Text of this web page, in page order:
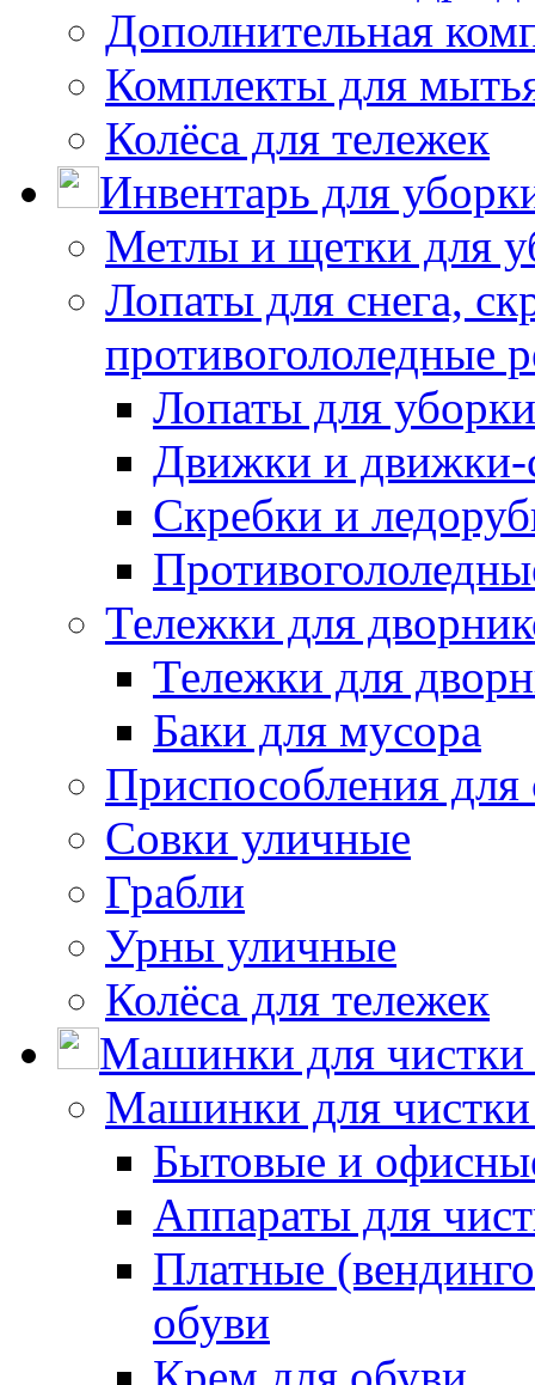
Дополнительная
Комплекты для
Колёса для тележек
Инвентарь для
Метлы и щетки для
Лопаты для снега,
противогололедные
Лопаты для
Движки и движки-
Скребки и
Тележки для
Тележки для
Баки для мусора
Приспособления для
Совки уличные
Грабли
Урны уличные
Колёса для тележек
Машинки для чистки
Машинки для
Бытовые и
Аппараты для
Платные
обуви